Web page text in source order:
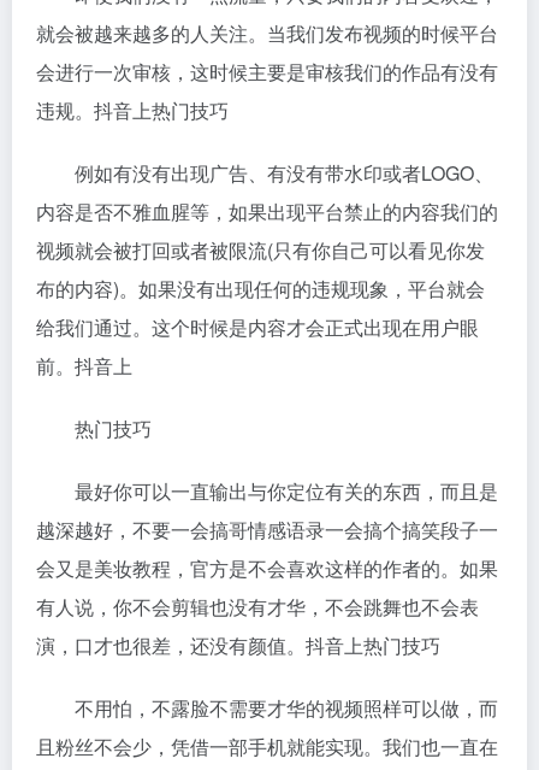
就会被越来越多的人关注。当我们发布视频的时候平台
会进行一次审核，这时候主要是审核我们的作品有没有
违规。抖音上热门技巧
例如有没有出现广告、有没有带水印或者LOGO、
内容是否不雅血腥等，如果出现平台禁止的内容我们的
视频就会被打回或者被限流(只有你自己可以看见你发
布的内容)。如果没有出现任何的违规现象，平台就会
给我们通过。这个时候是内容才会正式出现在用户眼
前。抖音上
热门技巧
最好你可以一直输出与你定位有关的东西，而且是
越深越好，不要一会搞哥情感语录一会搞个搞笑段子一
会又是美妆教程，官方是不会喜欢这样的作者的。如果
有人说，你不会剪辑也没有才华，不会跳舞也不会表
演，口才也很差，还没有颜值。抖音上热门技巧
不用怕，不露脸不需要才华的视频照样可以做，而
且粉丝不会少，凭借一部手机就能实现。我们也一直在